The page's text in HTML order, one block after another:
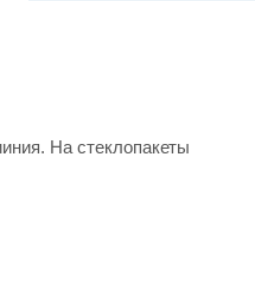
На стеклопакеты